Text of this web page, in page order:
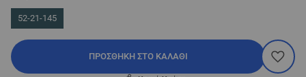
52-21-145
ΠΡΟΣΘΉΚΗ ΣΤΟ ΚΑΛΆΘΙ